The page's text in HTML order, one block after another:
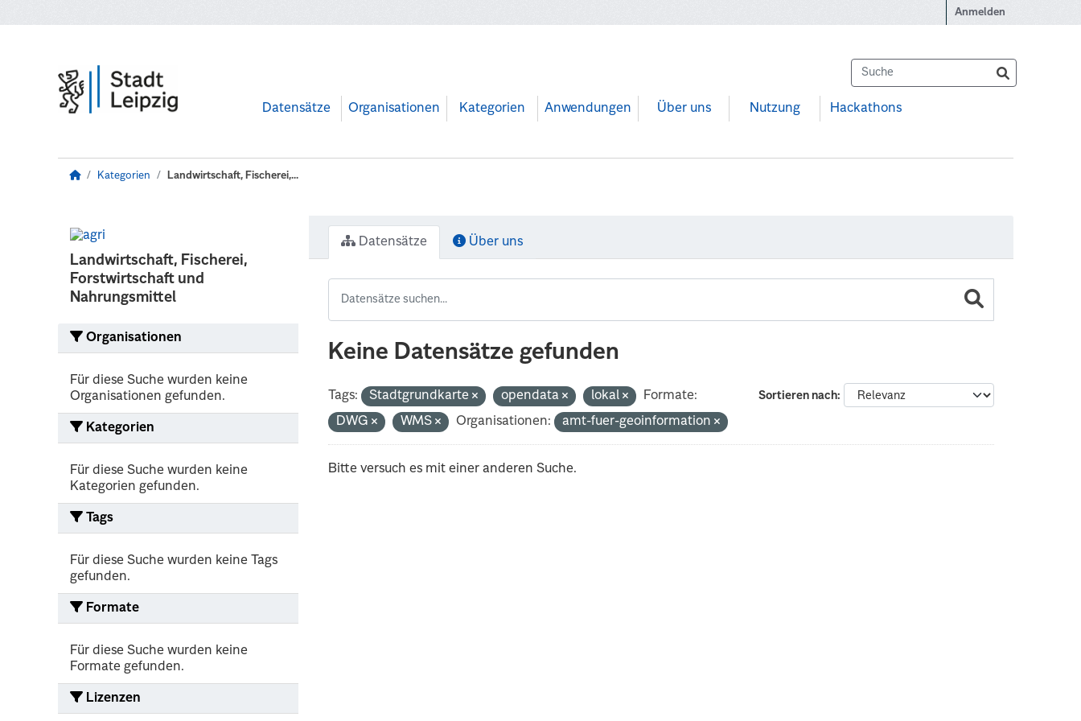
Anmelden
Datensätze Organisationen Kategorien Anwendungen Über uns Nutzung Hackathons
Kategorien Landwirtschaft, Fischerei,...
Landwirtschaft, Fischerei,
Forstwirtschaft und
Nahrungsmittel
Organisationen
Für diese Suche wurden keine
Organisationen gefunden.
Kategorien
Für diese Suche wurden keine
Kategorien gefunden.
Tags
Für diese Suche wurden keine Tags
gefunden.
Formate
Für diese Suche wurden keine
Formate gefunden.
Lizenzen
Datensätze Über uns
Keine Datensätze gefunden
Sortieren nach
Tags: Stadtgrundkarte opendata lokal
Formate:
DWG
WMS Organisationen: amt-fuer-geoinformation
Bitte versuch es mit einer anderen Suche.